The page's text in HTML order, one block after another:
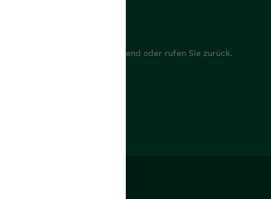
wir antworten umgehend oder rufen Sie zurück.